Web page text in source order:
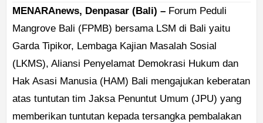
MENARAnews, Denpasar (Bali) – Forum Peduli
Mangrove Bali (FPMB) bersama LSM di Bali yaitu
Garda Tipikor, Lembaga Kajian Masalah Sosial
(LKMS), Aliansi Penyelamat Demokrasi Hukum dan
Hak Asasi Manusia (HAM) Bali mengajukan keberatan
atas tuntutan tim Jaksa Penuntut Umum (JPU) yang
memberikan tuntutan kepada tersangka pembalakan